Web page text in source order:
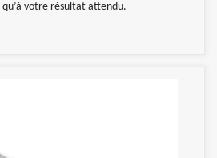
votre résultat attendu.